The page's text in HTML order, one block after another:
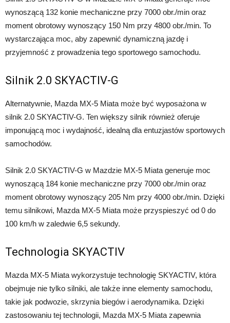
wynoszącą 132 konie mechaniczne przy 7000 obr./min oraz
moment obrotowy wynoszący 150 Nm przy 4800 obr./min. To
wystarczająca moc, aby zapewnić dynamiczną jazdę i
przyjemność z prowadzenia tego sportowego samochodu.
Silnik 2.0 SKYACTIV-G
Alternatywnie, Mazda MX-5 Miata może być wyposażona w
silnik 2.0 SKYACTIV-G. Ten większy silnik również oferuje
imponującą moc i wydajność, idealną dla entuzjastów sportowych
samochodów.
Silnik 2.0 SKYACTIV-G w Mazdzie MX-5 Miata generuje moc
wynoszącą 184 konie mechaniczne przy 7000 obr./min oraz
moment obrotowy wynoszący 205 Nm przy 4000 obr./min. Dzięki
temu silnikowi, Mazda MX-5 Miata może przyspieszyć od 0 do
100 km/h w zaledwie 6,5 sekundy.
Technologia SKYACTIV
Mazda MX-5 Miata wykorzystuje technologię SKYACTIV, która
obejmuje nie tylko silniki, ale także inne elementy samochodu,
takie jak podwozie, skrzynia biegów i aerodynamika. Dzięki
zastosowaniu tej technologii, Mazda MX-5 Miata zapewnia